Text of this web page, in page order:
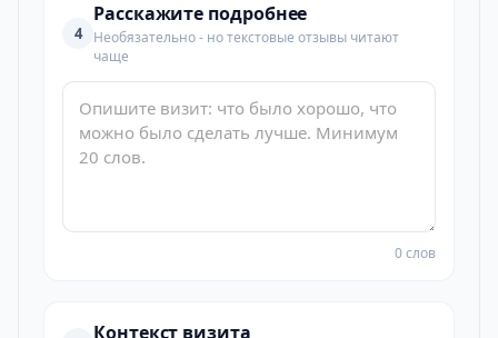
4
Расскажите подробнее
Необязательно - но текстовые отзывы читают
чаще
0 слов
Контекст визита